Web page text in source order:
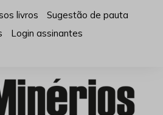
livros
Sugestão de pauta
Login assinantes